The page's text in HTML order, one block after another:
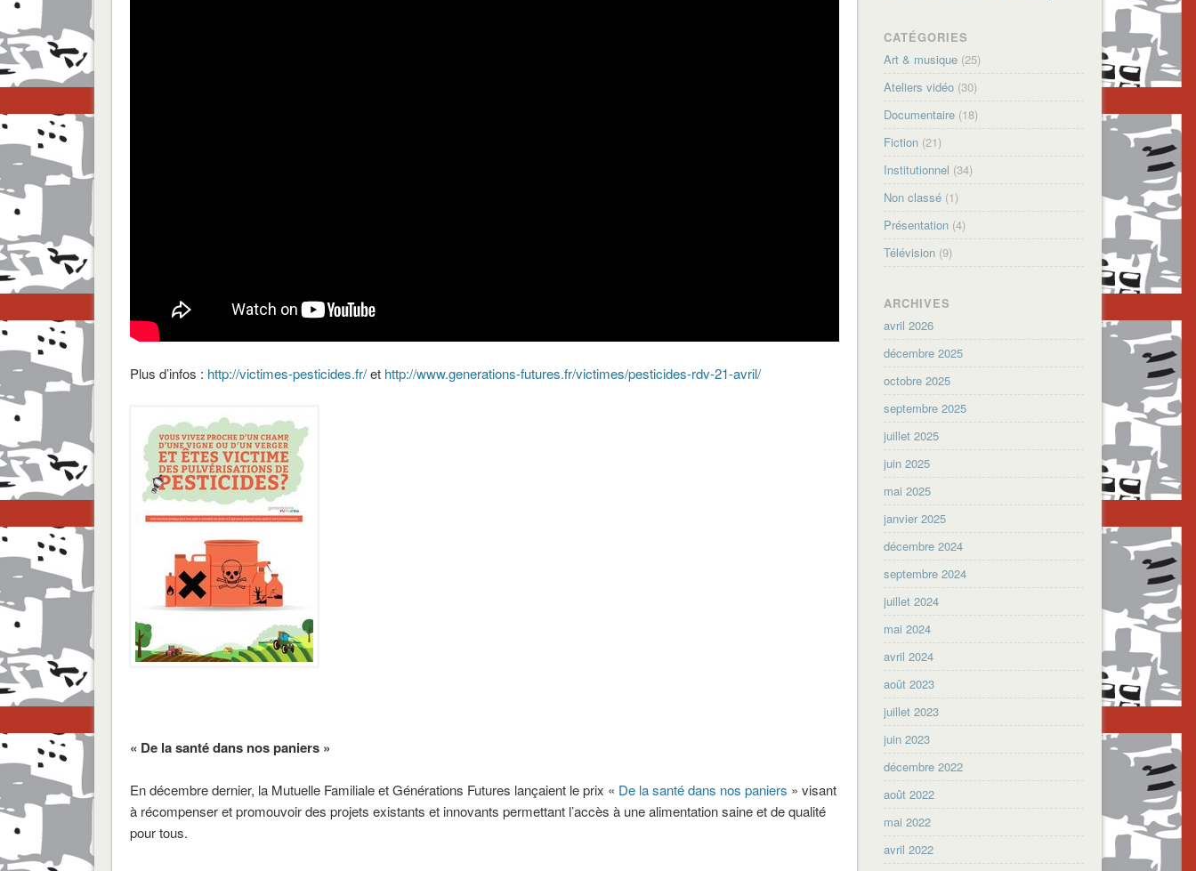
Plus d’infos : http://victimes-pesticides.fr/et http://www.generations-futures.fr/victimes/pesticides-rdv-21-avril/
« De la santé dans nos paniers »
En décembre dernier, la Mutuelle Familiale et Générations Futures lançaient le prix « De la santé dans nos paniers » visant
à récompenser et promouvoir des projets existants et innovants permettant l’accès à une alimentation saine et de qualité
pour tous.
CATÉGORIES
Art & musique (25)
Ateliers vidéo (30)
Documentaire (18)
Fiction (21)
Institutionnel (34)
Non classé (1)
Présentation (4)
Télévision (9)
ARCHIVES
avril 2026
décembre 2025
octobre 2025
septembre 2025
juillet 2025
juin 2025
mai 2025
janvier 2025
décembre 2024
septembre 2024
juillet 2024
mai 2024
avril 2024
août 2023
juillet 2023
juin 2023
décembre 2022
août 2022
mai 2022
avril 2022